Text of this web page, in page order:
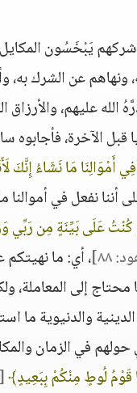
يَبْخَسُون
ونهاهم عن الشرك
الله عليهم،
الآخرة، فأجابوه
أَمْوَالِنَا مَا نَشَاءُ إِنَّكَ
أننا نفعل في
كُنْتُ عَلَى بَيِّنَةٍ مِن رَبِّي
٨٨]
، أي: ما نهيتكم
إلى المعاملة،
والدنيوية ما
في الزمان
لُوطٍ مِنْكُمْ بِبَعِيدٍ﴾